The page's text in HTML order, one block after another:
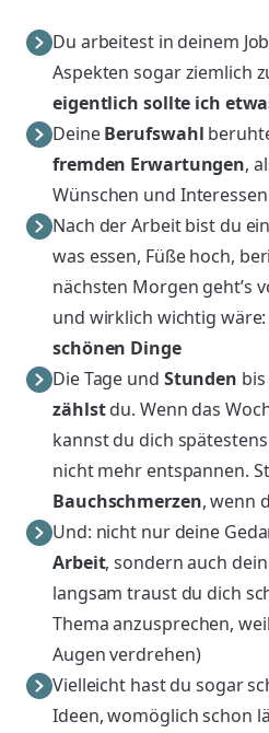
Du arbeitest in deinem
Aspekten sogar ziemlich
eigentlich sollte ich
DeineBerufswahl
fremden Erwartungen,
Wünschen und Interessen
Nach der Arbeit bist du
was essen, Füße hoch,
nächsten Morgen geht’s
und wirklich wichtig wäre:
schönen Dinge
Die Tage und Stunden
zählstdu. Wenn das
kannst du dich
nicht mehr entspannen.
Bauchschmerzen, wenn
Und: nicht nur deine
Arbeit, sondern auch
langsam traust du dich
Thema anzusprechen,
Augen verdrehen)
Vielleicht hast du sogar
Ideen, womöglich schon